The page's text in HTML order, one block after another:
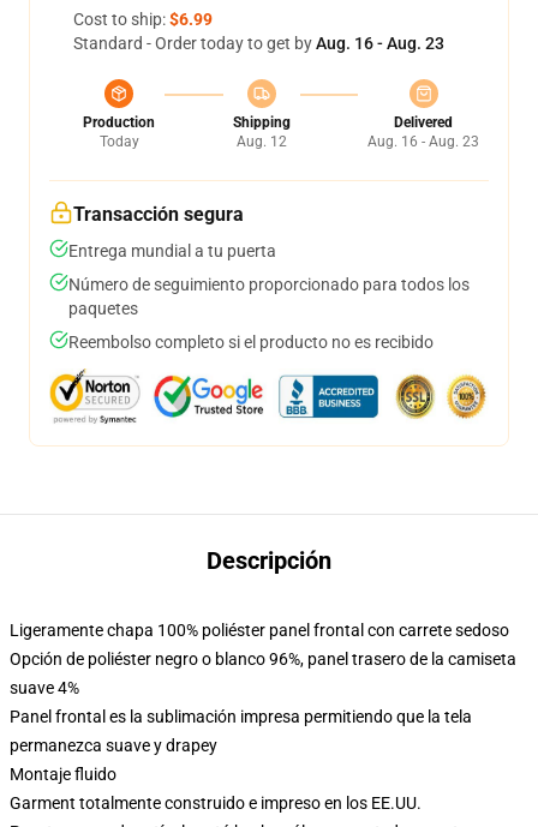
Cost to ship:$6.99
Standard - Order today to get byAug. 16 - Aug. 23
Production
Today
Shipping
Aug. 12
Delivered
Aug. 16 - Aug. 23
Transacción segura
Entrega mundial a tu puerta
Número de seguimiento proporcionado para todos los
paquetes
Reembolso completo si el producto no es recibido
Descripción
Ligeramente chapa 100% poliéster panel frontal con carrete sedoso
Opción de poliéster negro o blanco 96%, panel trasero de la camiseta
suave 4%
Panel frontal es la sublimación impresa permitiendo que la tela
permanezca suave y drapey
Montaje fluido
Garment totalmente construido e impreso en los EE.UU.